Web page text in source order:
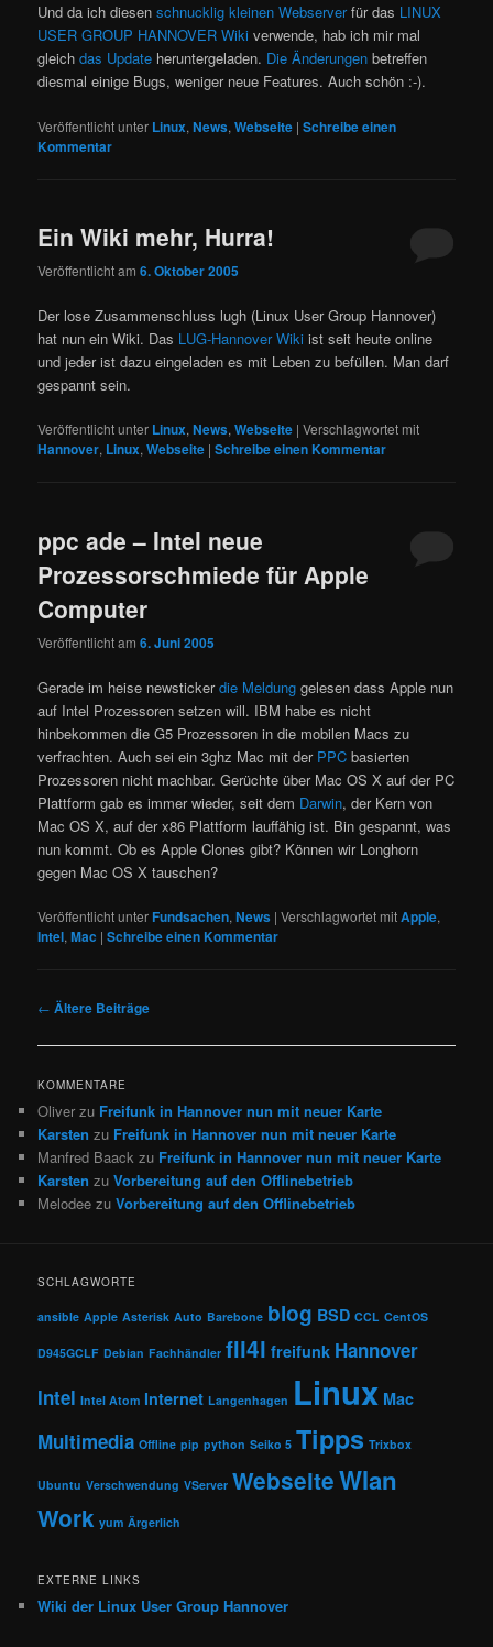
Und da ich diesenschnucklig kleinen Webserverfür das LINUX
USER GROUP HANNOVER Wiki verwende, hab ich mir mal
gleichdas Update heruntergeladen. Die Änderungen betreffen
diesmal einige Bugs, weniger neue Features. Auch schön :-).
Veröffentlicht unter Linux,News,Webseite |Schreibe einen
Kommentar
Ein Wiki mehr, Hurra!
Veröffentlicht am6. Oktober 2005
Der lose Zusammenschluss lugh (Linux User Group Hannover)
hat nun ein Wiki. Das LUG-Hannover Wiki ist seit heute online
und jeder ist dazu eingeladen es mit Leben zu befüllen. Man darf
gespannt sein.
Veröffentlicht unter Linux,News,Webseite |Verschlagwortet mit
Hannover, Linux,Webseite |Schreibe einen Kommentar
ppc ade – Intel neue
Prozessorschmiede für Apple
Computer
Veröffentlicht am6. Juni 2005
Gerade im heise newstickerdie Meldung gelesen dass Apple nun
auf Intel Prozessoren setzen will. IBM habe es nicht
hinbekommen die G5 Prozessoren in die mobilen Macs zu
verfrachten. Auch sei ein 3ghz Mac mit der PPC basierten
Prozessoren nicht machbar. Gerüchte über Mac OS X auf der PC
Plattform gab es immer wieder, seit dem Darwin, der Kern von
Mac OS X, auf der x86 Plattform lauffähig ist. Bin gespannt, was
nun kommt. Ob es Apple Clones gibt? Können wir Longhorn
gegen Mac OS X tauschen?
Veröffentlicht unterFundsachen,News |Verschlagwortet mitApple,
Intel,Mac |Schreibe einen Kommentar
Beitragsnavigation
← Ältere Beiträge
KOMMENTARE
Oliver zu Freifunk in Hannover nun mit neuer Karte
Karsten zu Freifunk in Hannover nun mit neuer Karte
Manfred Baack zu Freifunk in Hannover nun mit neuer Karte
Karsten zuVorbereitung auf den Offlinebetrieb
Melodee zuVorbereitung auf den Offlinebetrieb
SCHLAGWORTE
ansible Apple Asterisk Auto Barebone blog BSD CCL CentOS
D945GCLF Debian Fachhändler fli4l freifunk Hannover
Intel Intel Atom Internet Langenhagen Linux Mac
Multimedia Offline pip python Seiko 5 Tipps Trixbox
Ubuntu Verschwendung VServer WebseiteWlan
Work yum Ärgerlich
EXTERNE LINKS
Wiki der Linux User Group Hannover